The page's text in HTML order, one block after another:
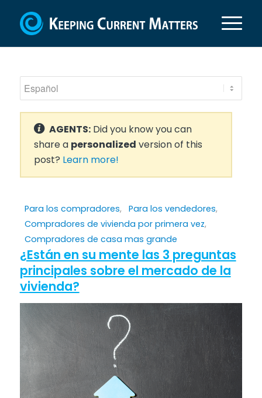
AGENTS:Did you know you can
share a personalized version of this
post? Learn more!
Para los compradores, Para los vendedores,
Compradores de vivienda por primera vez,
Compradores de casa mas grande
¿Están en su mente las 3 preguntas
principales sobre el mercado de la
vivienda?